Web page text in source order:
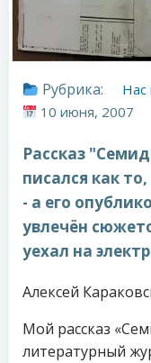
Рубрика:
Нас
10 июня, 2007
Рассказ
писался как
- а его
увлечён
уехал на
Алексей
Мой рассказ
литературный